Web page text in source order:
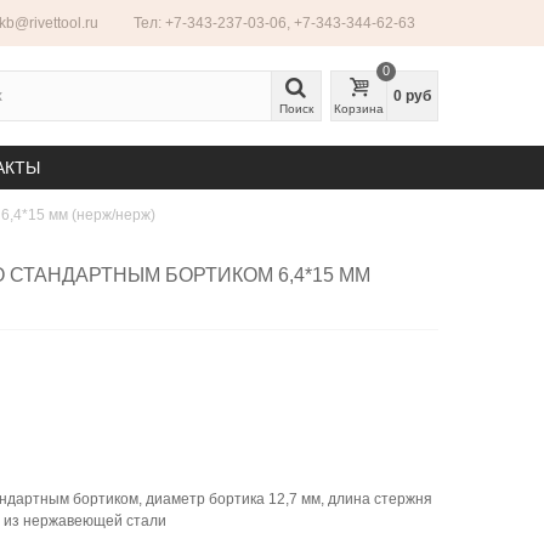
Тел: +7-343-237-03-06, +7-343-344-62-63
Поиск Корзина
0
0 руб
мм (нерж/нерж)
БОРТИКОМ 6,4*15 ММ
бортиком, диаметр бортика 12,7 мм, длина стержня
из нержавеющей стали